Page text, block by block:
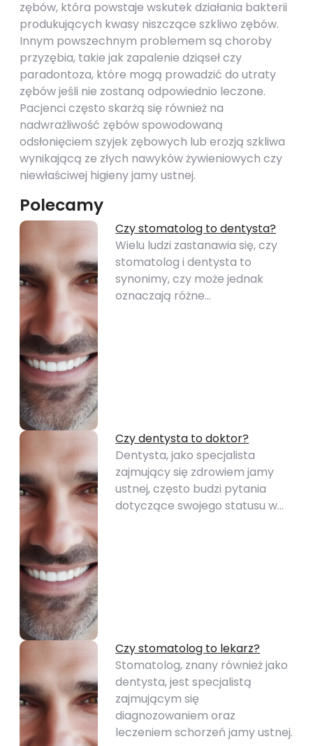
zębów, która powstaje wskutek działania bakterii
produkujących kwasy niszczące szkliwo zębów.
Innym powszechnym problemem są choroby
przyzębia, takie jak zapalenie dziąseł czy
paradontoza, które mogą prowadzić do utraty
zębów jeśli nie zostaną odpowiednio leczone.
Pacjenci często skarżą się również na
nadwrażliwość zębów spowodowaną
odsłonięciem szyjek zębowych lub erozją szkliwa
wynikającą ze złych nawyków żywieniowych czy
niewłaściwej higieny jamy ustnej.
Polecamy
Czy stomatolog to dentysta?
Wielu ludzi zastanawia się, czy
stomatolog i dentysta to
synonimy, czy może jednak
oznaczają różne…
Czy dentysta to doktor?
Dentysta, jako specjalista
zajmujący się zdrowiem jamy
ustnej, często budzi pytania
dotyczące swojego statusu w…
Czy stomatolog to lekarz?
Stomatolog, znany również jako
dentysta, jest specjalistą
zajmującym się
diagnozowaniem oraz
leczeniem schorzeń jamy ustnej.